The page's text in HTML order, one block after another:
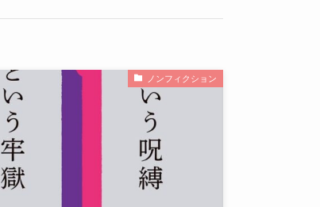
ノンフィクション